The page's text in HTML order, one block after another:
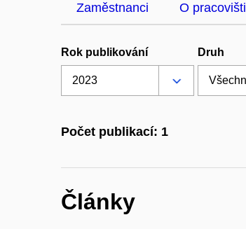
Zaměstnanci O pracovišti
Rok publikování Druh
Počet publikací: 1
Články